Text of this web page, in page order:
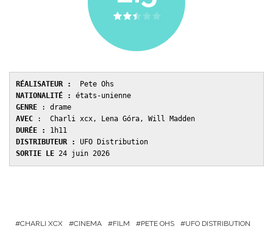
RÉALISATEUR :
  Pete Ohs
NATIONALITÉ :
états-unienne
GENRE
: drame
AVEC :  Charli xcx, Lena Góra, Will Madden
DURÉE : 1h11
DISTRIBUTEUR : UFO Distribution
SORTIE LE 24 juin 2026
CHARLI XCX CINEMA FILM PETE OHS UFO DISTRIBUTION